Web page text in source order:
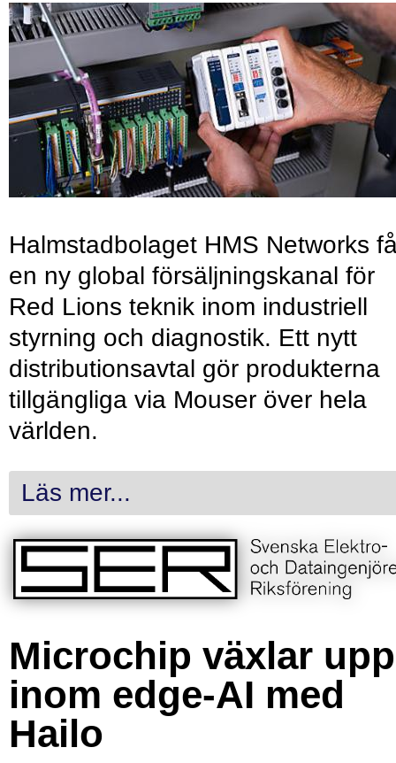
Halmstadbolaget HMS Networks
en ny global försäljningskanal för
Red Lions teknik inom industriell
styrning och diagnostik. Ett nytt
distributionsavtal gör produkterna
tillgängliga via Mouser över hela
världen.
Läs mer...
Microchip växlar upp
inom edge-AI med
Hailo